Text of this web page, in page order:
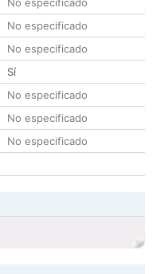
No especificado
No especificado
Sí
No especificado
No especificado
No especificado